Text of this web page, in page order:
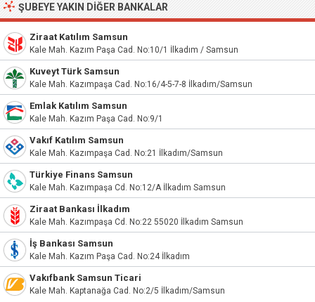
ŞUBEYE YAKIN DIĞER BANKALAR
Ziraat Katılım Samsun
Kale Mah. Kazım Paşa Cad. No:10/1 İlkadım / Samsun
Kuveyt Türk Samsun
Kale Mah. Kazımpaşa Cad. No:16/4-5-7-8 İlkadım/Samsun
Emlak Katılım Samsun
Kale Mah. Kazım Paşa Cad. No:9/1
Vakıf Katılım Samsun
Kale Mah. Kazımpaşa Cad. No:21 İlkadım/Samsun
Türkiye Finans Samsun
Kale Mah. Kazımpaşa Cd. No:12/A İlkadım Samsun
Ziraat Bankası İlkadım
Kale Mah. Kazımpaşa Cd. No:22 55020 İlkadım Samsun
İş Bankası Samsun
Kale Mah. Kazım Paşa Cad. No:24 İlkadım
Vakıfbank Samsun Ticari
Kale Mah. Kaptanağa Cad. No:2/5 İlkadım/Samsun